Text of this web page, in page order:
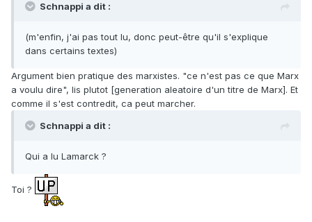
Schnappi a dit :
(m'enfin, j'ai pas tout lu, donc peut-être qu'il s'explique
dans certains textes)
Argument bien pratique des marxistes. "ce n'est pas ce que Marx
a voulu dire", lis plutot [generation aleatoire d'un titre de Marx]. Et
comme il s'est contredit, ca peut marcher.
Schnappi a dit :
Qui a lu Lamarck ?
Toi ?